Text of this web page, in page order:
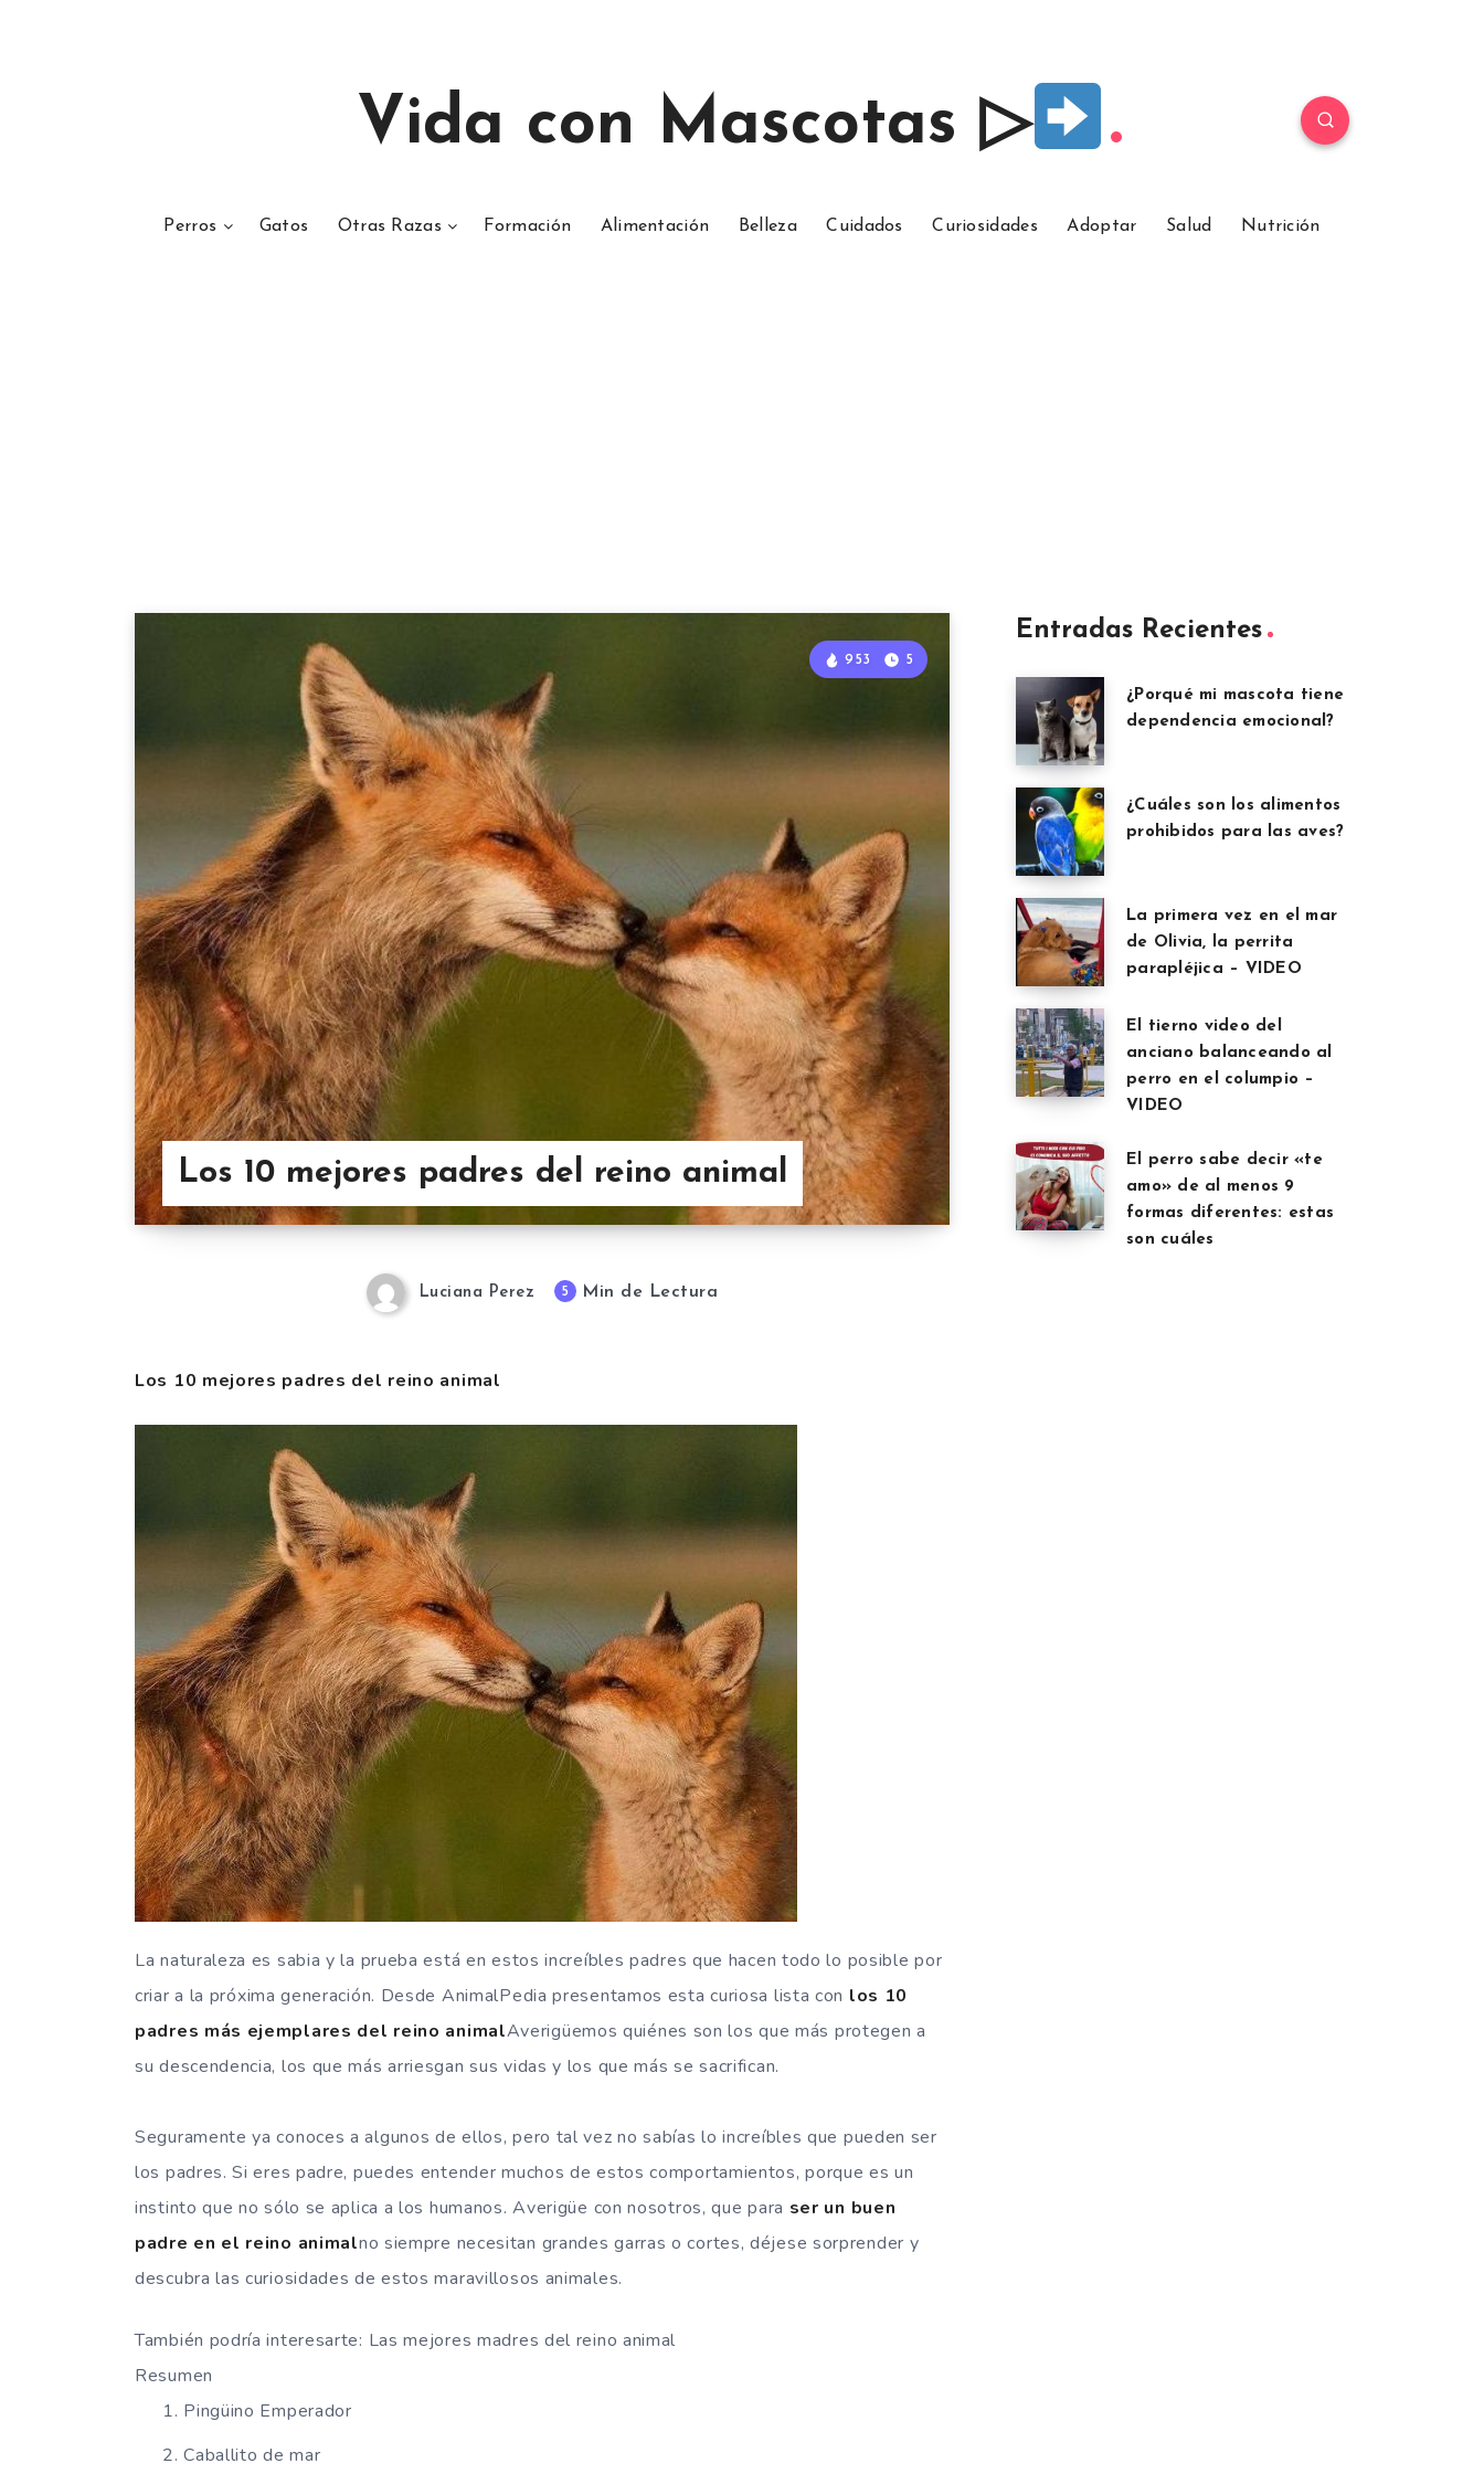
Vida con Mascotas ▷
Perros Gatos Otras Razas Formación Alimentación Belleza Cuidados Curiosidades Adoptar Salud Nutrición
Los 10 mejores padres del reino animal
953 5
Luciana Perez 5 Min de Lectura
Los 10 mejores padres del reino animal
La naturaleza es sabia y la prueba está en estos increíbles padres que hacen todo lo posible por
criar a la próxima generación. Desde AnimalPedia presentamos esta curiosa lista con los 10
padres más ejemplares del reino animalAverigüemos quiénes son los que más protegen a
su descendencia, los que más arriesgan sus vidas y los que más se sacrifican.
Seguramente ya conoces a algunos de ellos, pero tal vez no sabías lo increíbles que pueden ser
los padres. Si eres padre, puedes entender muchos de estos comportamientos, porque es un
instinto que no sólo se aplica a los humanos. Averigüe con nosotros, que para ser un buen
padre en el reino animalno siempre necesitan grandes garras o cortes, déjese sorprender y
descubra las curiosidades de estos maravillosos animales.
También podría interesarte: Las mejores madres del reino animal
Resumen
Pingüino Emperador
Caballito de mar
Entradas Recientes
¿Porqué mi mascota tiene
dependencia emocional?
¿Cuáles son los alimentos
prohibidos para las aves?
La primera vez en el mar
de Olivia, la perrita
parapléjica – VIDEO
El tierno video del
anciano balanceando al
perro en el columpio –
VIDEO
El perro sabe decir «te
amo» de al menos 9
formas diferentes: estas
son cuáles